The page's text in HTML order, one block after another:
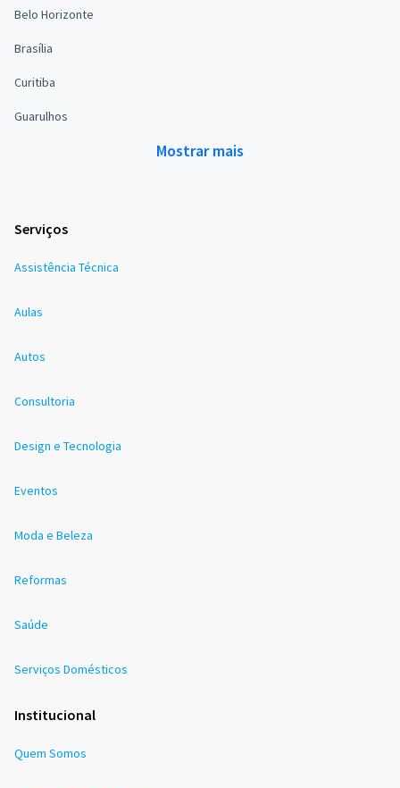
Belo Horizonte
Brasília
Curitiba
Guarulhos
Mostrar mais
Serviços
Assistência Técnica
Aulas
Autos
Consultoria
Design e Tecnologia
Eventos
Moda e Beleza
Reformas
Saúde
Serviços Domésticos
Institucional
Quem Somos